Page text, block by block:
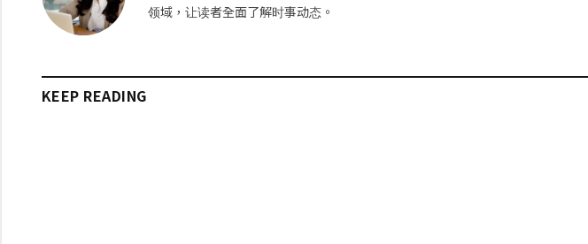
领域，让读者全面了解时事动态。
KEEP READING